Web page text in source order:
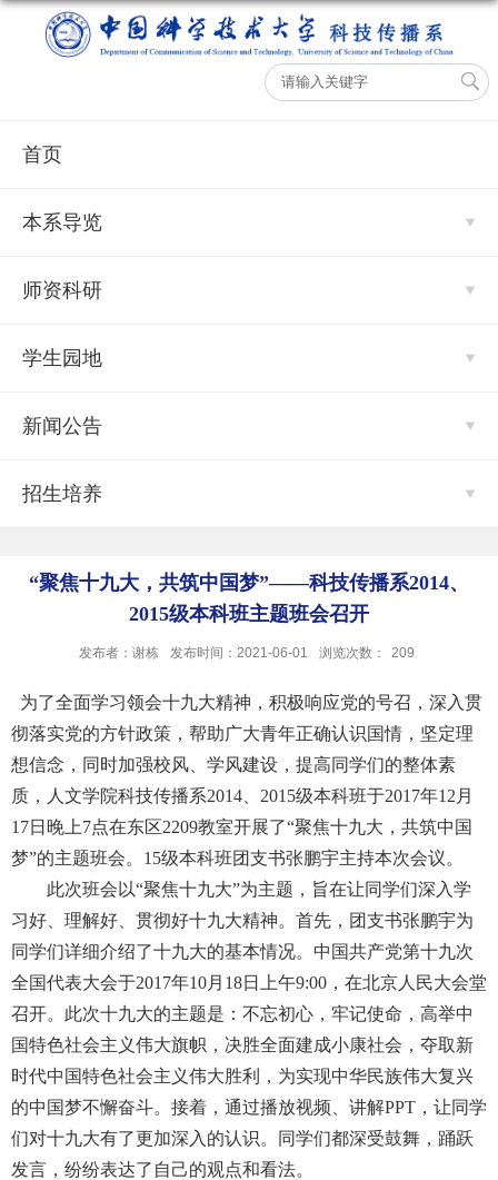
首页
本系导览
师资科研
学生园地
新闻公告
招生培养
“聚焦十九大，共筑中国梦”——科技传播系2014、
2015级本科班主题班会召开
发布者：谢栋 发布时间：2021-06-01 浏览次数： 209
为了全面学习领会十九大精神，积极响应党的号召，深入贯
彻落实党的方针政策，帮助广大青年正确认识国情，坚定理
想信念，同时加强校风、学风建设，提高同学们的整体素
质，人文学院科技传播系2014、2015级本科班于2017年12月
17日晚上7点在东区2209教室开展了“聚焦十九大，共筑中国
梦”的主题班会。15级本科班团支书张鹏宇主持本次会议。
此次班会以“聚焦十九大”为主题，旨在让同学们深入学
习好、理解好、贯彻好十九大精神。首先，团支书张鹏宇为
同学们详细介绍了十九大的基本情况。中国共产党第十九次
全国代表大会于2017年10月18日上午9:00，在北京人民大会堂
召开。此次十九大的主题是：不忘初心，牢记使命，高举中
国特色社会主义伟大旗帜，决胜全面建成小康社会，夺取新
时代中国特色社会主义伟大胜利，为实现中华民族伟大复兴
的中国梦不懈奋斗。接着，通过播放视频、讲解PPT，让同学
们对十九大有了更加深入的认识。同学们都深受鼓舞，踊跃
发言，纷纷表达了自己的观点和看法。